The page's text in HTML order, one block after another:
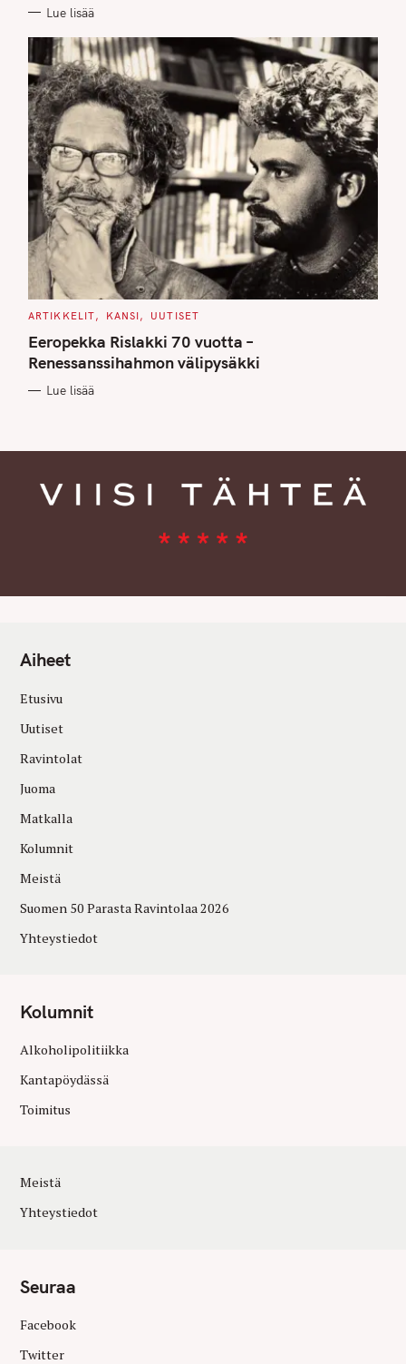
S
Lue lisää
C
T
E
G
O
I
ARTIKKELIT KANSI UUTISET
Eeropekka Rislakki 70 vuotta –
Renessanssihahmon välipysäkki
Lue lisää
Aiheet
Etusivu
Uutiset
Ravintolat
Juoma
Matkalla
Kolumnit
Meistä
Suomen 50 Parasta Ravintolaa 2026
Yhteystiedot
Kolumnit
Alkoholipolitiikka
Kantapöydässä
Toimitus
Meistä
Yhteystiedot
Seuraa
Facebook
Twitter